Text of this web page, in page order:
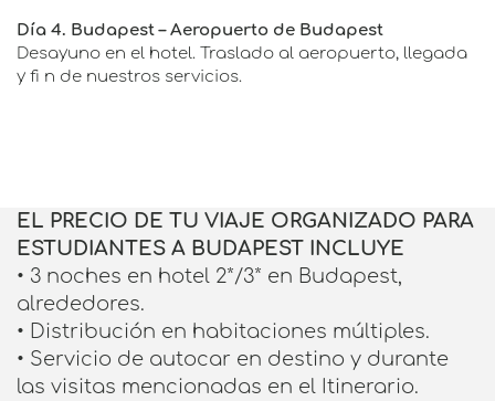
Día 4. Budapest – Aeropuerto de Budapest
Desayuno en el hotel. Traslado al aeropuerto, llegada
y fi n de nuestros servicios.
EL PRECIO DE TU VIAJE ORGANIZADO PARA
ESTUDIANTES A BUDAPEST INCLUYE
• 3 noches en hotel 2*/3* en Budapest,
alrededores.
• Distribución en habitaciones múltiples.
• Servicio de autocar en destino y durante
las visitas mencionadas en el Itinerario.